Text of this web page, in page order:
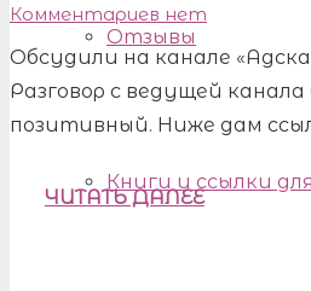
Отзывы
Книги и ссылки
Комментариев нет
Обсудили на канале
Разговор с ведущей
позитивный. Ниже дам
ЧИТАТЬ ДАЛЕЕ